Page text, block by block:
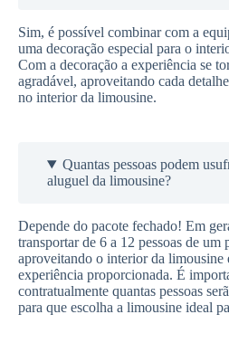
Sim, é possível combinar com a
uma decoração especial para o
Com a decoração a experiência se
agradável, aproveitando cada
no interior da limousine.
Quantas pessoas podem
aluguel da limousine?
Depende do pacote fechado! Em
transportar de 6 a 12 pessoas de um
aproveitando o interior da limousine
experiência proporcionada. É
contratualmente quantas pessoas
para que escolha a limousine ideal